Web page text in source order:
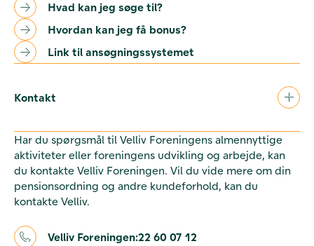
Hvad kan jeg søge til?
Hvordan kan jeg få bonus?
Link til ansøgningssystemet
Kontakt
Har du spørgsmål til Velliv Foreningens almennyttige
aktiviteter eller foreningens udvikling og arbejde, kan
du kontakte Velliv Foreningen. Vil du vide mere om din
pensionsordning og andre kundeforhold, kan du
kontakte Velliv.
Velliv Foreningen:22 60 07 12